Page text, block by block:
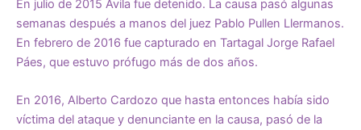
En julio de 2015 Ávila fue detenido. La causa pasó algunas
semanas después a manos del juez Pablo Pullen Llermanos.
En febrero de 2016 fue capturado en Tartagal Jorge Rafael
Páes, que estuvo prófugo más de dos años.
En 2016, Alberto Cardozo que hasta entonces había sido
víctima del ataque y denunciante en la causa, pasó de la